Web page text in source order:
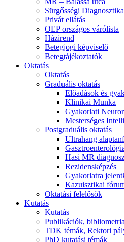
Sürgősségi Diagnosztika
Privát ellátás
OEP országos várólista
Házirend
Betegjogi képviselő
Betegtájékoztatók
Oktatás
Oktatás
Graduális oktatás
Előadások és
Klinikai Munka
Gyakorlati
Mesterséges
Postgraduális oktatás
Ultrahang
Hasi MR
Rezidensképzés
Gyakorlatra
Kazuisztikai
Oktatási felelősök
Kutatás
Kutatás
Publikációk, bibliometria
TDK témák, Rektori
PhD kutatási témák